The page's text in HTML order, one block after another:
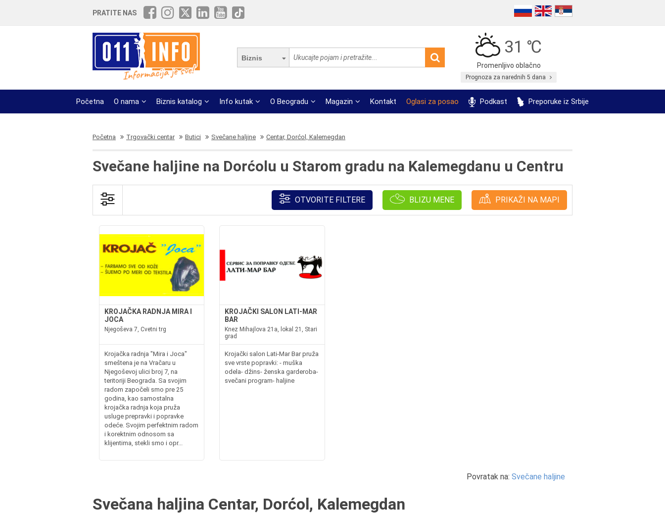
PRATITE NAS
Biznis
31 ℃
Promenljivo oblačno
Prognoza za narednih 5 dana
Početna O nama Biznis katalog Info kutak O Beogradu Magazin Kontakt Oglasi za posao Podkast Preporuke iz Srbije
Početna Trgovački centar Butici Svečane haljine Centar, Dorćol, Kalemegdan
Svečane haljine na Dorćolu u Starom gradu na Kalemegdanu u Centru
OTVORITE FILTERE BLIZU MENE PRIKAŽI NA MAPI
KROJAČKA RADNJA MIRA I
JOCA
Njegoševa 7, Cvetni trg
Krojačka radnja "Mira i Joca"
smeštena je na Vračaru u
Njegoševoj ulici broj 7, na
teritoriji Beograda. Sa svojim
radom započeli smo pre 25
godina, kao samostalna
krojačka radnja koja pruža
usluge prepravki i popravke
odeće. Svojim perfektnim radom
i korektnim odnosom sa
klijentima, stekli smo i opr...
KROJAČKI SALON LATI-MAR
BAR
Knez Mihajlova 21a, lokal 21, Stari
grad
Krojački salon Lati-Mar Bar pruža
sve vrste popravki: - muška
odela- džins- ženska garderoba-
svečani program- haljine
Povratak na: Svečane haljine
Svečana haljina Centar, Dorćol, Kalemegdan